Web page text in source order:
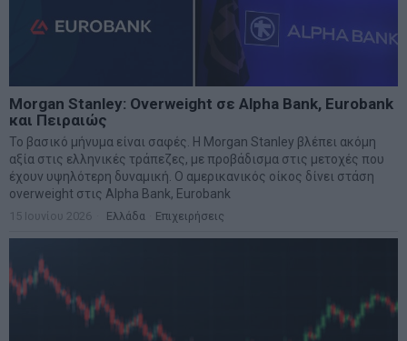
Morgan Stanley: Overweight σε Alpha Bank, Eurobank
και Πειραιώς
Το βασικό μήνυμα είναι σαφές. Η Morgan Stanley βλέπει ακόμη
αξία στις ελληνικές τράπεζες, με προβάδισμα στις μετοχές που
έχουν υψηλότερη δυναμική. Ο αμερικανικός οίκος δίνει στάση
overweight στις Alpha Bank, Eurobank
15 Ιουνίου 2026 Ελλάδα Επιχειρήσεις